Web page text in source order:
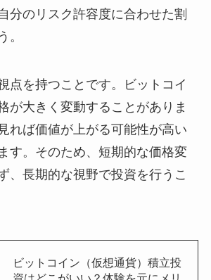
分のリスク許容度に合わせた割
。
点を持つことです。ビットコイ
が大きく変動することがありま
れば価値が上がる可能性が高い
す。そのため、短期的な価格変
、長期的な視野で投資を行うこ
ビットコイン（仮想通貨）積立投